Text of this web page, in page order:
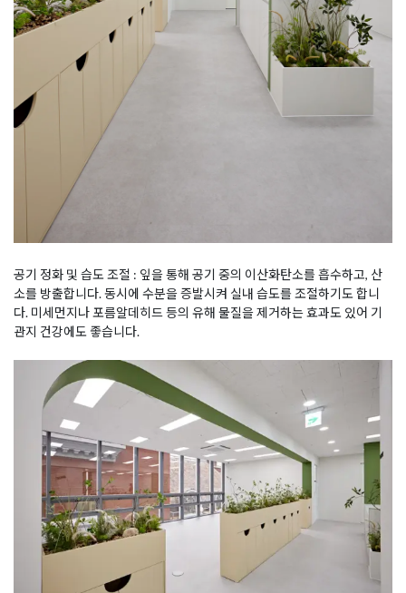
공기 정화 및 습도 조절 : 잎을 통해 공기 중의 이산화탄소를 흡수하고, 산
소를 방출합니다. 동시에 수분을 증발시켜 실내 습도를 조절하기도 합니
다. 미세먼지나 포름알데히드 등의 유해 물질을 제거하는 효과도 있어 기
관지 건강에도 좋습니다.